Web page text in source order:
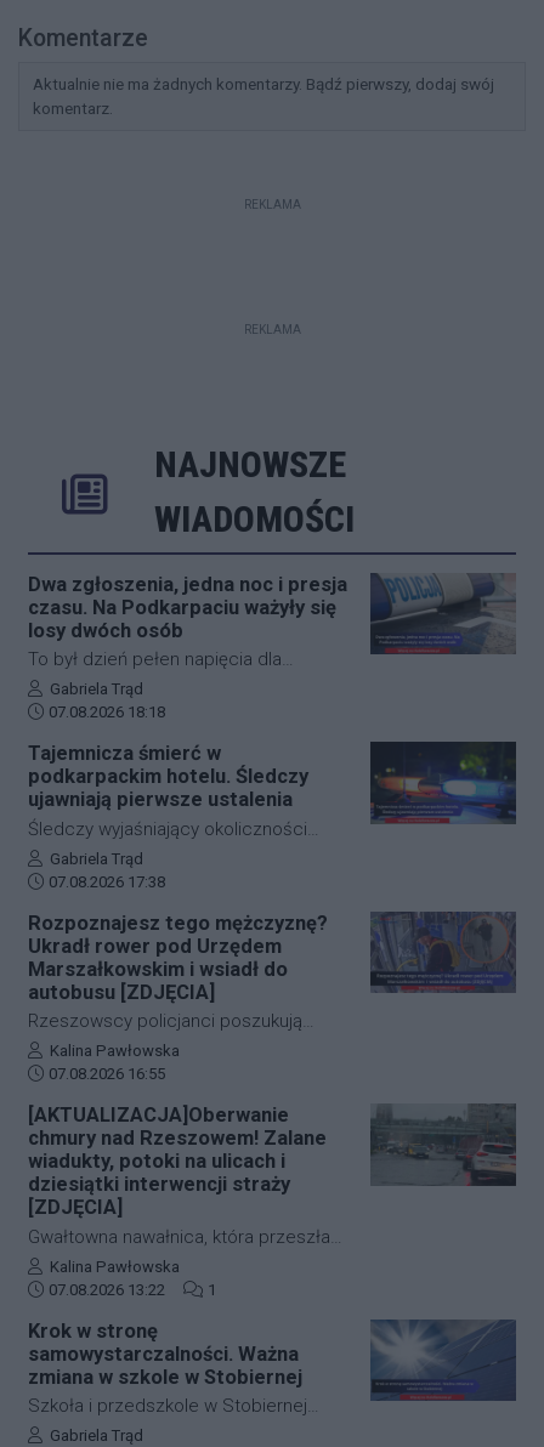
Komentarze
Aktualnie nie ma żadnych komentarzy. Bądź pierwszy, dodaj swój
komentarz.
REKLAMA
REKLAMA
NAJNOWSZE
WIADOMOŚCI
Dwa zgłoszenia, jedna noc i presja
czasu. Na Podkarpaciu ważyły się
losy dwóch osób
To był dzień pełen napięcia dla
funkcjonariuszy z powiatu niżańskiego.
W ciągu zaledwie kilkunastu godzin
służby ratunkowe musiały
przeprowadzić dwie niezależne,
intensywne akcje poszukiwawcze. W
obu przypadkach chodziło o ludzkie
życie, a kluczową rolę odegrał czas.
Dzięki błyskawicznej mobilizacji policji,
nowoczesnej technologii, obie historie
zakończyły się szczęśliwie.
Autor artykułu:
Gabriela Trąd
Data dodania artykułu:
07.08.2026 18:18
Tajemnicza śmierć w
podkarpackim hotelu. Śledczy
ujawniają pierwsze ustalenia
Śledczy wyjaśniający okoliczności
tragicznego zdarzenia na terenie
jednego z sanockich hoteli dysponują
sądowych. Z przeprowadzonej sekcji
zwłok 37-letniego mężczyzny wynika,
że na tym etapie postępowania nic nie
wskazuje na udział osób trzecich.
Autor artykułu:
Gabriela Trąd
Data dodania artykułu:
07.08.2026 17:38
Rozpoznajesz tego mężczyznę?
Ukradł rower pod Urzędem
Marszałkowskim i wsiadł do
autobusu [ZDJĘCIA]
Rzeszowscy policjanci poszukują
sprawcy kradzieży roweru marki Kross
o wartości około 1500 złotych. Do
zdarzenia doszło w ścisłym centrum
miasta – pod Urzędem
Marszałkowskim przy al. Cieplińskiego.
Złodziej ze skradzionym jednośladem
wsiadł do autobusu MPK linii 28. Jego
wizerunek zarejestrowały kamery
monitoringu, a policja apeluje o pomoc
w identyfikacji mężczyzny.
Autor artykułu:
Kalina Pawłowska
Data dodania artykułu:
07.08.2026 16:55
[AKTUALIZACJA]Oberwanie
chmury nad Rzeszowem! Zalane
wiadukty, potoki na ulicach i
dziesiątki interwencji straży
[ZDJĘCIA]
Gwałtowna nawałnica, która przeszła
nad Rzeszowem tuż po godzinie 12:00,
w kilka minut sparaliżowała ruch w
rwące potoki ulice, zalane wiadukty i
wybijające studzienki kanalizacyjne
odcięły od świata kluczowe arterie.
Podkarpaccy strażacy wyjeżdżali do
Autor artykułu:
Kalina Pawłowska
Data dodania artykułu:
07.08.2026 13:22 Liczba komentarzy artykułu:
1
Krok w stronę
samowystarczalności. Ważna
zmiana w szkole w Stobiernej
Szkoła i przedszkole w Stobiernej
przejdą technologiczną transformację,
Autor artykułu:
Gabriela Trąd